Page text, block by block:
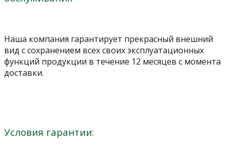
Наша компания гарантирует прекрасный внешний
вид с сохранением всех своих эксплуатационных
функций продукции в течение 12 месяцев с момента
доставки.
Условия гарантии: